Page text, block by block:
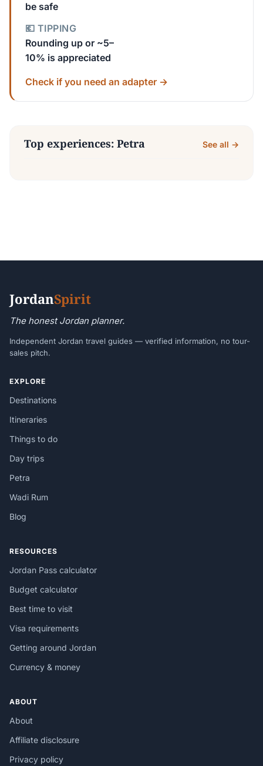
be safe
💶 TIPPING
Rounding up or ~5–
10% is appreciated
Check if you need an adapter →
Top experiences: Petra See all →
JordanSpirit
The honest Jordan planner.
Independent Jordan travel guides — verified information, no tour-
sales pitch.
EXPLORE
Destinations
Itineraries
Things to do
Day trips
Petra
Wadi Rum
Blog
RESOURCES
Jordan Pass calculator
Budget calculator
Best time to visit
Visa requirements
Getting around Jordan
Currency & money
ABOUT
About
Affiliate disclosure
Privacy policy